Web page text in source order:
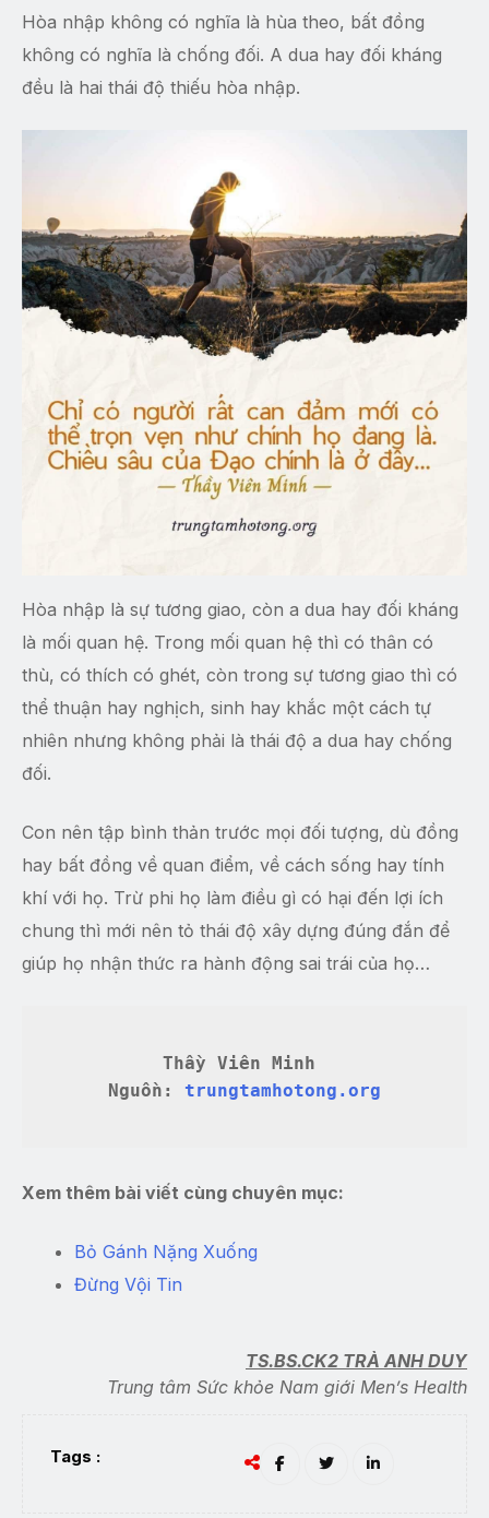
Hòa nhập không có nghĩa là hùa theo, bất đồng
không có nghĩa là chống đối. A dua hay đối kháng
đều là hai thái độ thiếu hòa nhập.
Hòa nhập là sự tương giao, còn a dua hay đối kháng
là mối quan hệ. Trong mối quan hệ thì có thân có
thù, có thích có ghét, còn trong sự tương giao thì có
thể thuận hay nghịch, sinh hay khắc một cách tự
nhiên nhưng không phải là thái độ a dua hay chống
đối.
Con nên tập bình thản trước mọi đối tượng, dù đồng
hay bất đồng về quan điểm, về cách sống hay tính
khí với họ. Trừ phi họ làm điều gì có hại đến lợi ích
chung thì mới nên tỏ thái độ xây dựng đúng đắn để
giúp họ nhận thức ra hành động sai trái của họ…
Thầy Viên Minh
Nguồn: trungtamhotong.org
Xem thêm bài viết cùng chuyên mục:
Bỏ Gánh Nặng Xuống
Đừng Vội Tin
TS.BS.CK2 TRÀ ANH DUY
Trung tâm Sức khỏe Nam giới Men’s Health
Tags :